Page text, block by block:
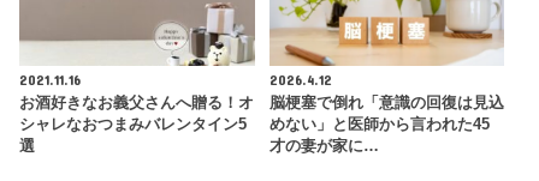
2021.11.16
お酒好きなお義父さんへ贈る！オ
シャレなおつまみバレンタイン5
選
2026.4.12
脳梗塞で倒れ「意識の回復は見込
めない」と医師から言われた45
才の妻が家に…